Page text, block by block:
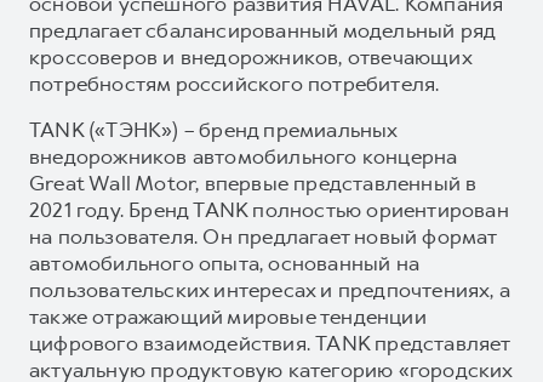
предлагает сбалансированный модельный ряд
кроссоверов и внедорожников, отвечающих
потребностям российского потребителя.
TANK («ТЭНК») – бренд премиальных
внедорожников автомобильного концерна
Great Wall Motor, впервые представленный в
2021 году. Бренд TANK полностью ориентирован
на пользователя. Он предлагает новый формат
автомобильного опыта, основанный на
пользовательских интересах и предпочтениях, а
также отражающий мировые тенденции
цифрового взаимодействия. TANK представляет
актуальную продуктовую категорию «городских